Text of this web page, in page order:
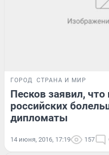
ГОРОД СТРАНА И МИР
Песков заявил, что
российских
дипломаты
14 июня, 2016, 17:19 157